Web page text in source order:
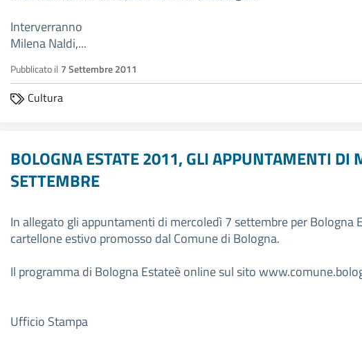
Interverranno
Milena Naldi,...
Pubblicato il 7 Settembre 2011
Cultura
BOLOGNA ESTATE 2011, GLI APPUNTAMENTI DI
SETTEMBRE
In allegato gli appuntamenti di mercoledì 7 settembre per Bologna
cartellone estivo promosso dal Comune di Bologna.
Il programma di Bologna Estateè online sul sito
Ufficio Stampa